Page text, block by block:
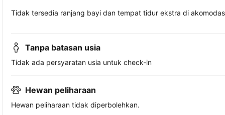
Tidak tersedia ranjang bayi dan tempat tidur ekstra di
Tanpa batasan usia
Tidak ada persyaratan usia untuk check-in
Hewan peliharaan
Hewan peliharaan tidak diperbolehkan.